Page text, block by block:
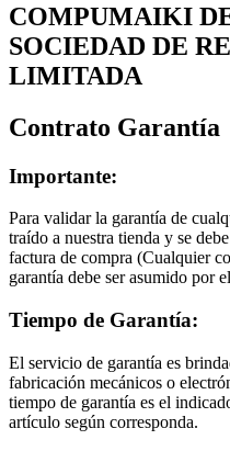
COMPUMAIKI
SOCIEDAD DE
LIMITADA
Contrato Garantía
Importante:
Para validar la garantía de
traído a nuestra tienda y se
factura de compra (Cualquier
garantía debe ser asumido por
Tiempo de Garantía:
El servicio de garantía es
fabricación mecánicos o
tiempo de garantía es el
artículo según corresponda.